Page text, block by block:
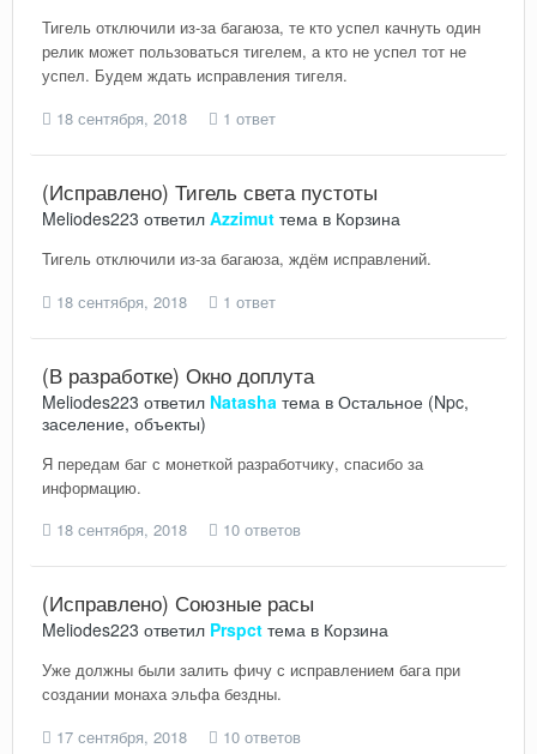
Тигель отключили из-за багаюза, те кто успел качнуть один
релик может пользоваться тигелем, а кто не успел тот не
успел. Будем ждать исправления тигеля.
18 сентября, 2018
1 ответ
(Исправлено) Тигель света пустоты
Meliodes223 ответил Azzimut тема в Корзина
Тигель отключили из-за багаюза, ждём исправлений.
18 сентября, 2018
1 ответ
(В разработке) Окно доплута
Meliodes223 ответил Natasha тема в Остальное (Npc,
заселение, объекты)
Я передам баг с монеткой разработчику, спасибо за
информацию.
18 сентября, 2018
10 ответов
(Исправлено) Союзные расы
Meliodes223 ответил Prspct тема в Корзина
Уже должны были залить фичу с исправлением бага при
создании монаха эльфа бездны.
17 сентября, 2018
10 ответов